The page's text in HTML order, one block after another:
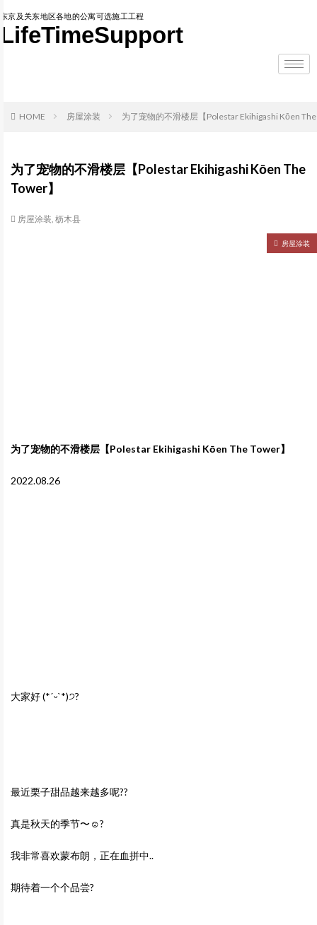
东京及关东地区各地的公寓可选施工工程
LifeTimeSupport
HOME 房屋涂装 为了宠物的不滑楼层【Polestar Ekihigashi Kōen
为了宠物的不滑楼层【Polestar Ekihigashi Kōen The
Tower】
房屋涂装, 枥木县
房屋涂装
为了宠物的不滑楼层【Polestar Ekihigashi Kōen The Tower】
2022.08.26
大家好 (*ˊᵕˋ*)੭?
最近栗子甜品越来越多呢??
真是秋天的季节〜☺️?
我非常喜欢蒙布朗，正在血拼中..
期待着一个个品尝?